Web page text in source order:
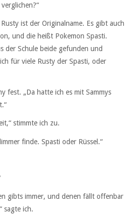
ist der Originalname. Es gibt auch
und die heißt Pokemon Spasti.
der Schule beide gefunden und
für viele Rusty der Spasti, oder
fest. „Da hatte ich es mit Sammys
stimmte ich zu.
finde. Spasti oder Rüssel.“
gibts immer, und denen fällt offenbar
sagte ich.